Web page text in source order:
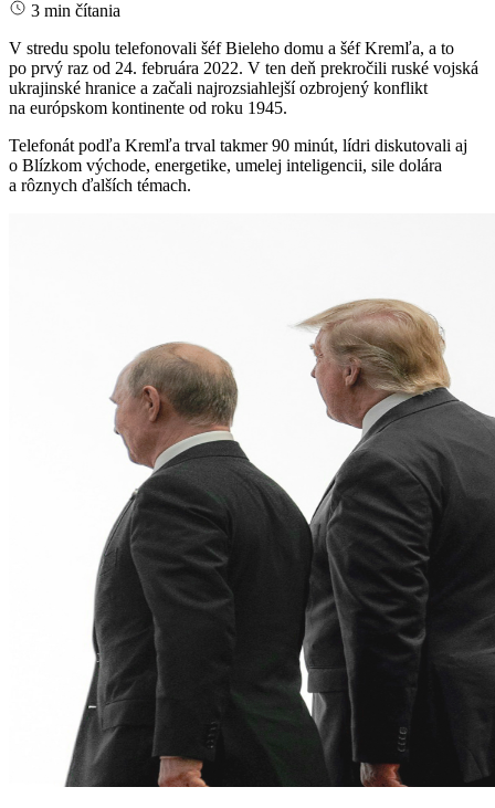
3 min čítania
V stredu spolu telefonovali šéf Bieleho domu a šéf Kremľa, a to
po prvý raz od 24. februára 2022. V ten deň prekročili ruské vojská
ukrajinské hranice a začali najrozsiahlejší ozbrojený konflikt
na európskom kontinente od roku 1945.
Telefonát podľa Kremľa trval takmer 90 minút, lídri diskutovali aj
o Blízkom východe, energetike, umelej inteligencii, sile dolára
a rôznych ďalších témach.